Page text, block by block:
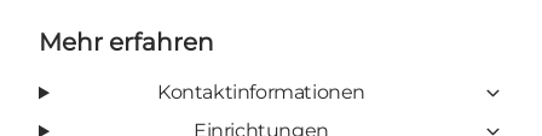
Mehr erfahren
Kontaktinformationen
Einrichtungen